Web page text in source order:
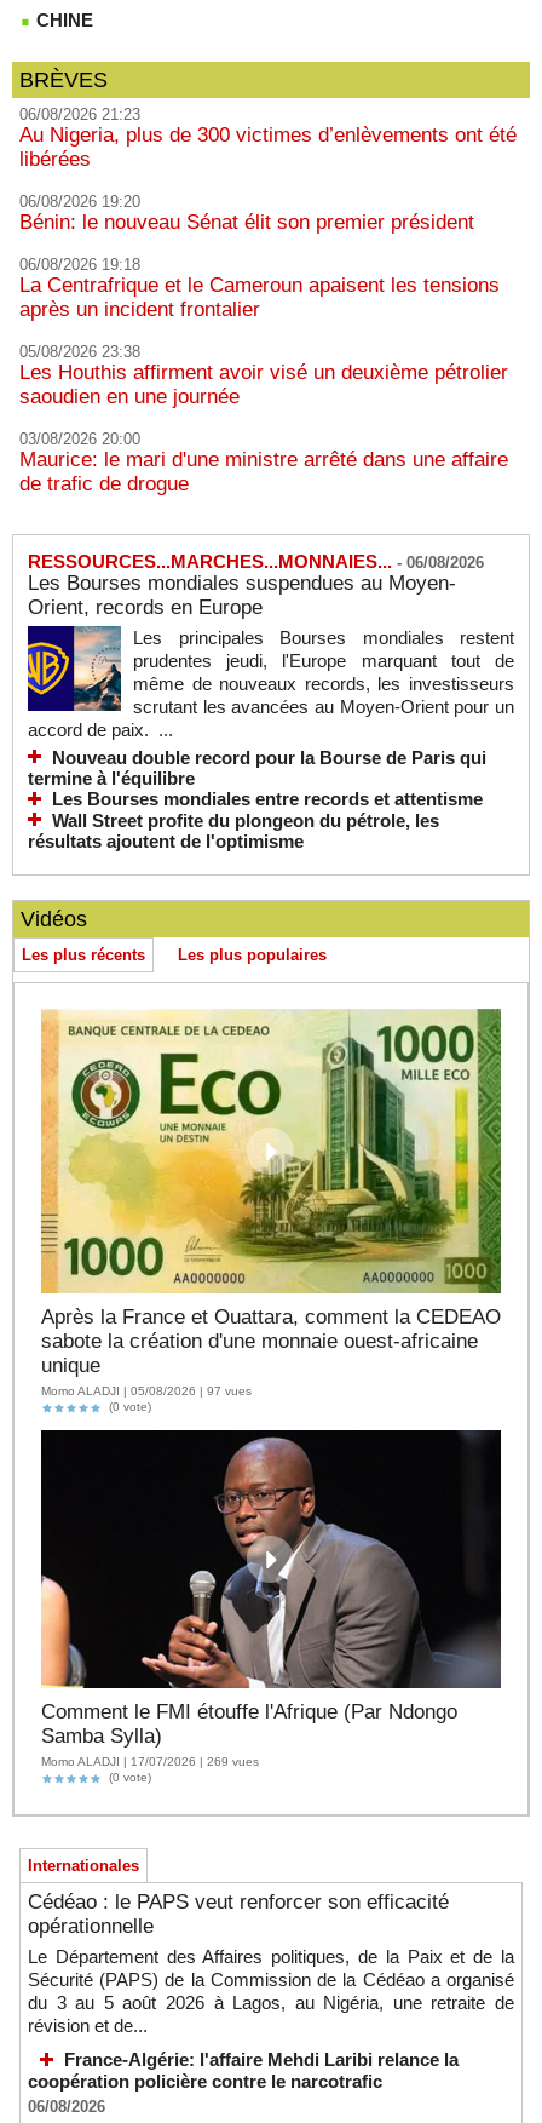
CHINE
BRÈVES
06/08/2026 21:23
Au Nigeria, plus de 300 victimes d’enlèvements ont été
libérées
06/08/2026 19:20
Bénin: le nouveau Sénat élit son premier président
06/08/2026 19:18
La Centrafrique et le Cameroun apaisent les tensions
après un incident frontalier
05/08/2026 23:38
Les Houthis affirment avoir visé un deuxième pétrolier
saoudien en une journée
03/08/2026 20:00
Maurice: le mari d'une ministre arrêté dans une affaire
de trafic de drogue
RESSOURCES...MARCHES...MONNAIES... - 06/08/2026
Les Bourses mondiales suspendues au Moyen-
Orient, records en Europe
Les principales Bourses mondiales restent
prudentes jeudi, l'Europe marquant tout de
même de nouveaux records, les investisseurs
scrutant les avancées au Moyen-Orient pour un
accord de paix. ...
Nouveau double record pour la Bourse de Paris qui
termine à l'équilibre
Les Bourses mondiales entre records et attentisme
Wall Street profite du plongeon du pétrole, les
résultats ajoutent de l'optimisme
Vidéos
Les plus récents Les plus populaires
Après la France et Ouattara, comment la CEDEAO
sabote la création d'une monnaie ouest-africaine
unique
Momo ALADJI | 05/08/2026 | 97 vues
(0 vote)
Comment le FMI étouffe l'Afrique (Par Ndongo
Samba Sylla)
Momo ALADJI | 17/07/2026 | 269 vues
(0 vote)
Internationales
Cédéao : le PAPS veut renforcer son efficacité
opérationnelle
Le Département des Affaires politiques, de la Paix et de la
Sécurité (PAPS) de la Commission de la Cédéao a organisé
du 3 au 5 août 2026 à Lagos, au Nigéria, une retraite de
révision et de...
France-Algérie: l'affaire Mehdi Laribi relance la
coopération policière contre le narcotrafic
06/08/2026